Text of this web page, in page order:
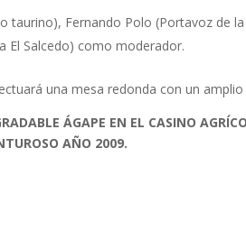
taurino), Fernando Polo (Portavoz de
El Salcedo) como moderador.
una mesa redonda con un
ÁGAPE EN EL CASINO
AÑO 2009.